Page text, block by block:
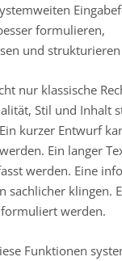
formulieren,
und
nur klassische
Stil und Inhalt
kurzer Entwurf
Ein langer
werden. Eine
sachlicher klingen.
werden.
Funktionen